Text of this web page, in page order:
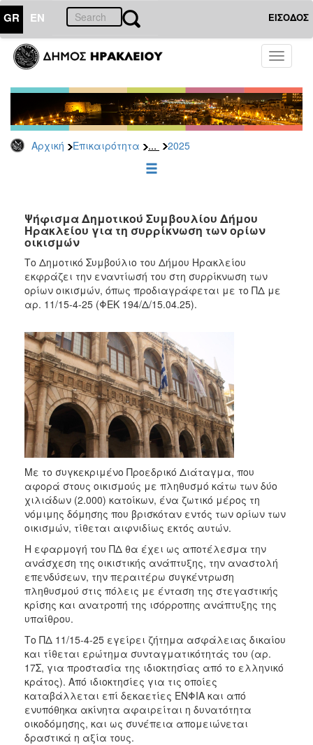
GR EN ΕΙΣΟΔΟΣ
Toggle
Αρχική Επικαιρότητα ... 2025
ΕΠΙΚΑΙΡΟΤΗΤΑ
Τύπου
Αρχείο
2026
2025
2022
2021
2020
2019
2018
2016
2015
2013
2012
2010
2006
ΕΠΙΣΚΕΠΤΗΣ
ΗΡΑΚΛΕΙΟ
Ψήφισμα Δημοτικού Συμβουλίου Δήμου
Ηρακλείου για τη συρρίκνωση των ορίων
οικισμών
Το Δημοτικό Συμβούλιο του Δήμου Ηρακλείου
εκφράζει την εναντίωσή του στη συρρίκνωση των
ορίων οικισμών, όπως προδιαγράφεται με το ΠΔ με
αρ. 11/15-4-25 (ΦΕΚ 194/Δ/15.04.25).
Με το συγκεκριμένο Προεδρικό Διάταγμα, που
αφορά στους οικισμούς με πληθυσμό κάτω των δύο
χιλιάδων (2.000) κατοίκων, ένα ζωτικό μέρος τη
νόμιμης δόμησης που βρισκόταν εντός των ορίων των
οικισμών, τίθεται αιφνιδίως εκτός αυτών.
Η εφαρμογή του ΠΔ θα έχει ως αποτέλεσμα την
ανάσχεση της οικιστικής ανάπτυξης, την αναστολή
επενδύσεων, την περαιτέρω συγκέντρωση
πληθυσμού στις πόλεις με ένταση της στεγαστικής
κρίσης και ανατροπή της ισόρροπης ανάπτυξης της
υπαίθρου.
Το ΠΔ 11/15-4-25 εγείρει ζήτημα ασφάλειας δικαίου
και τίθεται ερώτημα συνταγματικότητάς του (αρ.
17Σ, για προστασία της ιδιοκτησίας από το ελληνικό
κράτος). Από ιδιοκτησίες για τις οποίες
καταβάλλεται επί δεκαετίες ΕΝΦΙΑ και από
ενυπόθηκα ακίνητα αφαιρείται η δυνατότητα
οικοδόμησης, και ως συνέπεια απομειώνεται
δραστικά η αξία τους.